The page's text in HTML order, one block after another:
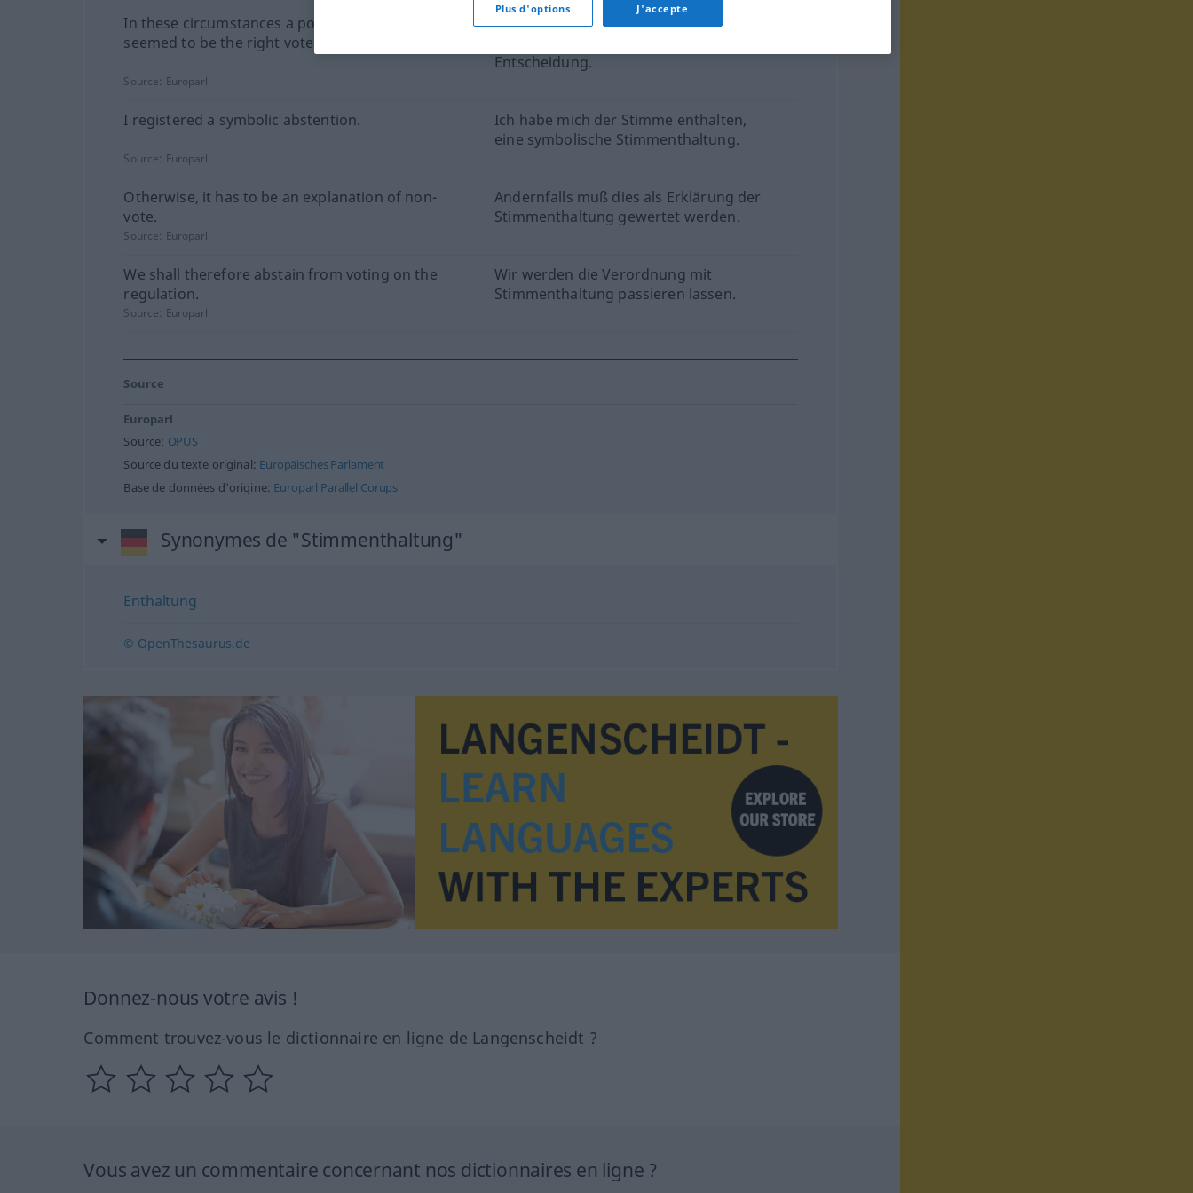
In these circumstances a positive abstention
seemed to be the right vote.
Unter diesen Umständen ist eine
Entscheidung.
Source: Europarl
I registered a symbolic abstention.
Ich habe mich der Stimme enthalten,
eine symbolische Stimmenthaltung.
Source: Europarl
Otherwise, it has to be an explanation of non-
vote.
Andernfalls muß dies als Erklärung der
Stimmenthaltung gewertet werden.
Source: Europarl
We shall therefore abstain from voting on the
regulation.
Wir werden die Verordnung mit
Stimmenthaltung passieren lassen.
Source: Europarl
Source
Europarl
Source: OPUS
Source du texte original: Europäisches Parlament
Base de données d'origine: Europarl Parallel Corups
Synonymes de "Stimmenthaltung"
Enthaltung
© OpenThesaurus.de
Donnez-nous votre avis !
Comment trouvez-vous le dictionnaire en ligne de Langenscheidt ?
Vous avez un commentaire concernant nos dictionnaires en ligne ?
Plus d'options J'accepte